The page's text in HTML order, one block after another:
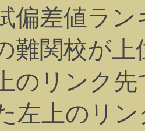
偏差値ラ
難関校が
のリンク
左上のリ